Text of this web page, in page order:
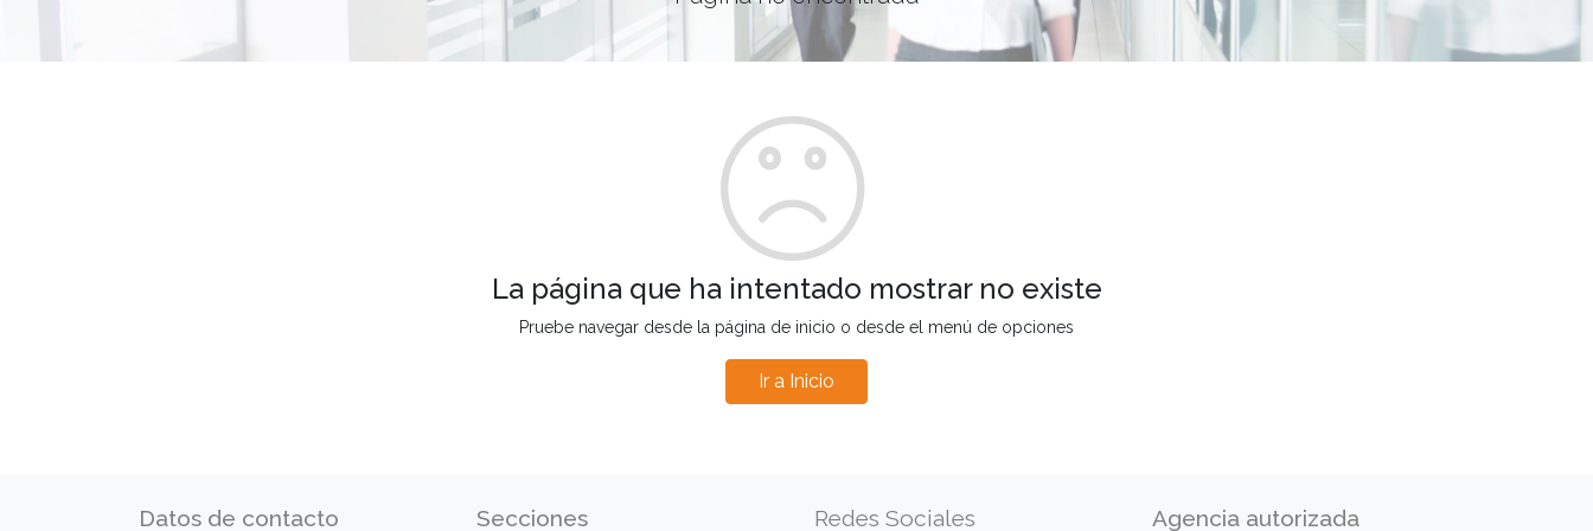
La página que ha intentado mostrar no existe
Pruebe navegar desde la página de inicio o desde el menú de opciones
Ir a Inicio
Datos de contacto Secciones Redes Sociales Agencia autorizada